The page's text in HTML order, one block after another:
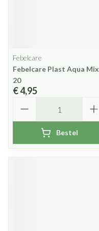
Febelcare
Febelcare Plast Aqua Mix
20
€ 4,95
Bestel